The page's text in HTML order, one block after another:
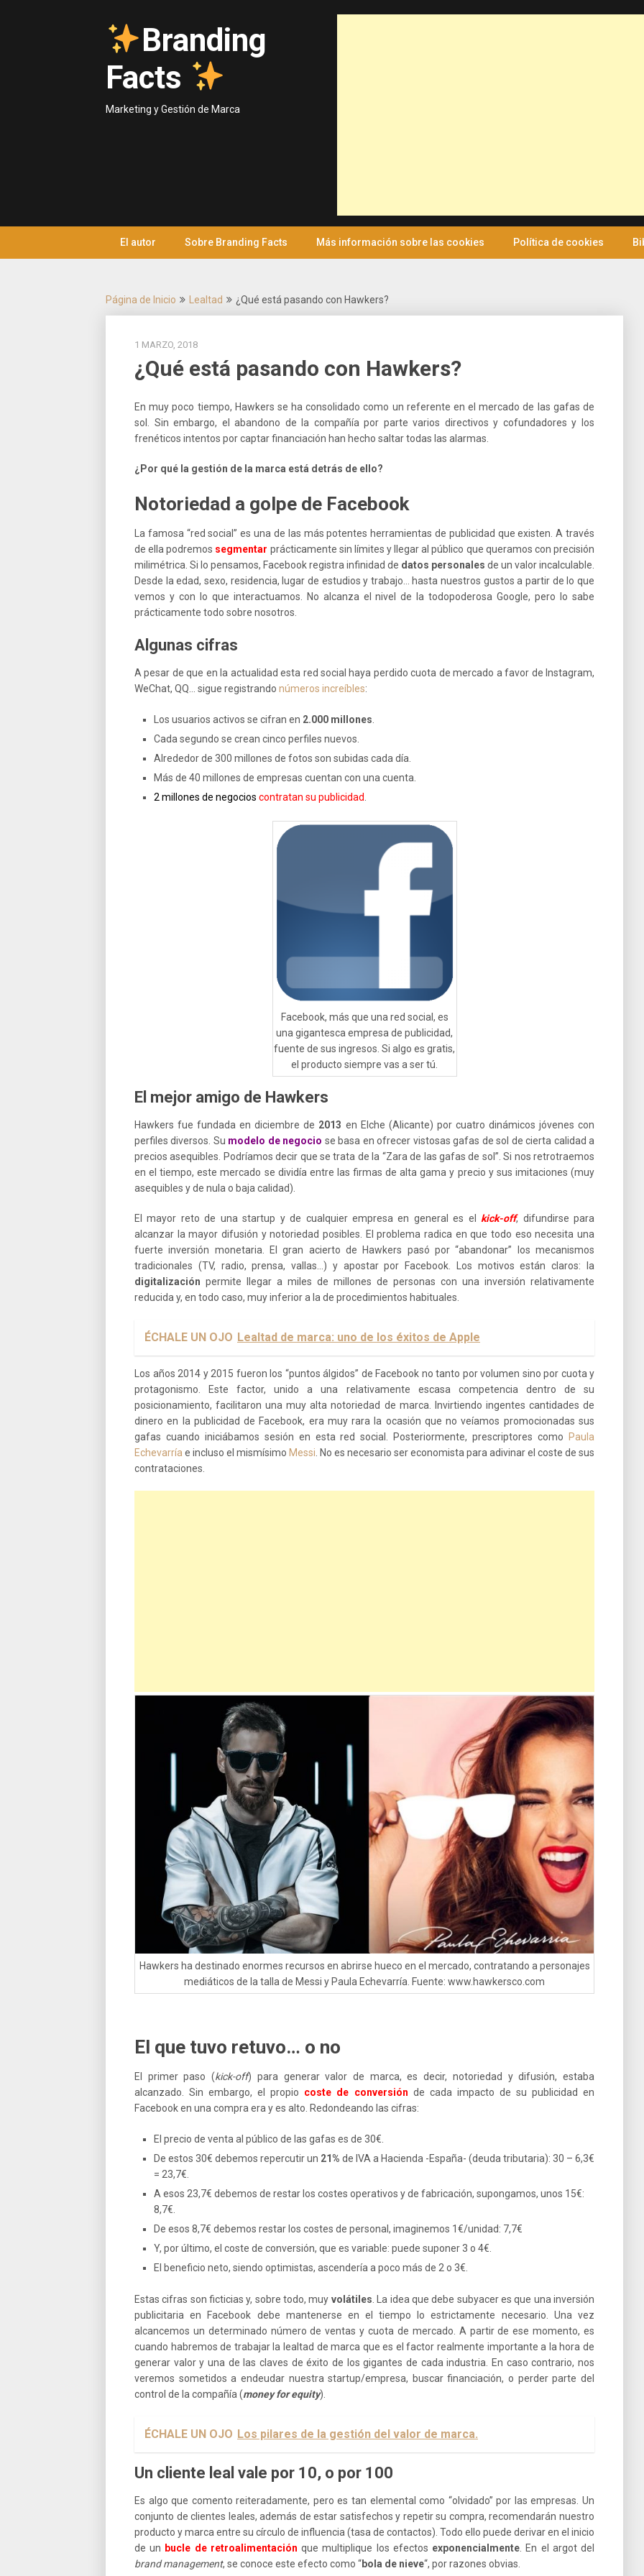
Branding
Facts
Marketing y Gestión de Marca
El autor Sobre Branding Facts Más información sobre las cookies Política de cookies
Página de Inicio Lealtad ¿Qué está pasando con Hawkers?
1 MARZO, 2018
¿Qué está pasando con Hawkers?
En muy poco tiempo, Hawkers se ha consolidado como un referente en el mercado de las gafas de
sol. Sin embargo, el abandono de la compañía por parte varios directivos y cofundadores y los
frenéticos intentos por captar financiación han hecho saltar todas las alarmas.
¿Por qué la gestión de la marca está detrás de ello?
Notoriedad a golpe de Facebook
La famosa “red social” es una de las más potentes herramientas de publicidad que existen. A través
de ella podremos segmentar prácticamente sin límites y llegar al público que queramos con precisión
milimétrica. Si lo pensamos, Facebook registra infinidad de datos personales de un valor incalculable.
Desde la edad, sexo, residencia, lugar de estudios y trabajo… hasta nuestros gustos a partir de lo que
vemos y con lo que interactuamos. No alcanza el nivel de la todopoderosa Google, pero lo sabe
prácticamente todo sobre nosotros.
Algunas cifras
A pesar de que en la actualidad esta red social haya perdido cuota de mercado a favor de Instagram,
WeChat, QQ… sigue registrando números increíbles:
Los usuarios activos se cifran en 2.000 millones
Cada segundo se crean cinco perfiles nuevos.
Alrededor de 300 millones de fotos son subidas cada día.
Más de 40 millones de empresas cuentan con una cuenta.
2 millones de negocios contratan su publicidad
Facebook, más que una red social, es
una gigantesca empresa de publicidad,
fuente de sus ingresos. Si algo es gratis,
el producto siempre vas a ser tú.
El mejor amigo de Hawkers
Hawkers fue fundada en diciembre de 2013 en Elche (Alicante) por cuatro dinámicos jóvenes con
perfiles diversos. Su modelo de negocio se basa en ofrecer vistosas gafas de sol de cierta calidad a
precios asequibles. Podríamos decir que se trata de la “Zara de las gafas de sol”. Si nos retrotraemos
en el tiempo, este mercado se dividía entre las firmas de alta gama y precio y sus imitaciones (muy
asequibles y de nula o baja calidad).
El mayor reto de una startup y de cualquier empresa en general es el kick-off, difundirse para
alcanzar la mayor difusión y notoriedad posibles. El problema radica en que todo eso necesita una
fuerte inversión monetaria. El gran acierto de Hawkers pasó por “abandonar” los mecanismos
tradicionales (TV, radio, prensa, vallas…) y apostar por Facebook. Los motivos están claros: la
digitalización permite llegar a miles de millones de personas con una inversión relativamente
reducida y, en todo caso, muy inferior a la de procedimientos habituales.
ÉCHALE UN OJO Lealtad de marca: uno de los éxitos de Apple
Los años 2014 y 2015 fueron los “puntos álgidos” de Facebook no tanto por volumen sino por cuota y
protagonismo. Este factor, unido a una relativamente escasa competencia dentro de su
posicionamiento, facilitaron una muy alta notoriedad de marca. Invirtiendo ingentes cantidades de
dinero en la publicidad de Facebook, era muy rara la ocasión que no veíamos promocionadas sus
gafas cuando iniciábamos sesión en esta red social. Posteriormente, prescriptores como
Paula
Echevarría e incluso el mismísimo Messi . No es necesario ser economista para adivinar el coste de sus
contrataciones.
Hawkers ha destinado enormes recursos en abrirse hueco en el mercado, contratando a personajes
mediáticos de la talla de Messi y Paula Echevarría. Fuente: www.hawkersco.com
El que tuvo retuvo… o no
El primer paso (kick-off) para generar valor de marca, es decir, notoriedad y difusión, estaba
alcanzado. Sin embargo, el propio coste de conversión de cada impacto de su publicidad en
Facebook en una compra era y es alto. Redondeando las cifras:
El precio de venta al público de las gafas es de 30€.
De estos 30€ debemos repercutir un 21% de IVA a Hacienda -España- (deuda tributaria): 30 – 6,3€
= 23,7€.
A esos 23,7€ debemos de restar los costes operativos y de fabricación, supongamos, unos 15€:
8,7€.
De esos 8,7€ debemos restar los costes de personal, imaginemos 1€/unidad: 7,7€
Y, por último, el coste de conversión, que es variable: puede suponer 3 o 4€.
El beneficio neto, siendo optimistas, ascendería a poco más de 2 o 3€.
Estas cifras son ficticias y, sobre todo, muy volátiles. La idea que debe subyacer es que una inversión
publicitaria en Facebook debe mantenerse en el tiempo lo estrictamente necesario. Una vez
alcancemos un determinado número de ventas y cuota de mercado. A partir de ese momento, es
cuando habremos de trabajar la lealtad de marca que es el factor realmente importante a la hora de
generar valor y una de las claves de éxito de los gigantes de cada industria. En caso contrario, nos
veremos sometidos a endeudar nuestra startup/empresa, buscar financiación, o perder parte del
control de la compañía (money for equity).
ÉCHALE UN OJO Los pilares de la gestión del valor de marca.
Un cliente leal vale por 10, o por 100
Es algo que comento reiteradamente, pero es tan elemental como “olvidado” por las empresas. Un
conjunto de clientes leales, además de estar satisfechos y repetir su compra, recomendarán nuestro
producto y marca entre su círculo de influencia (tasa de contactos). Todo ello puede derivar en el inicio
de un bucle de retroalimentación que multiplique los efectos exponencialmente. En el argot del
brand management, se conoce este efecto como “bola de nieve“, por razones obvias.